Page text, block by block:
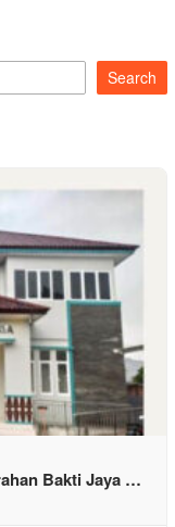
Search
Bakti Jaya …